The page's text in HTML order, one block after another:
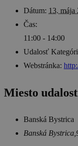
Dátum: 13. mája
Čas:
11:00 - 14:00
Udalosť
Webstránka:
Miesto
Banská Bystrica
Banská Bystrica